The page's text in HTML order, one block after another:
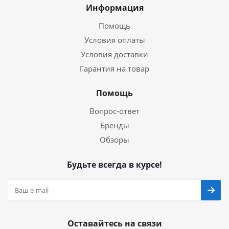
Информация
Помощь
Условия оплаты
Условия доставки
Гарантия на товар
Помощь
Вопрос-ответ
Бренды
Обзоры
Будьте всегда в курсе!
Оставайтесь на связи